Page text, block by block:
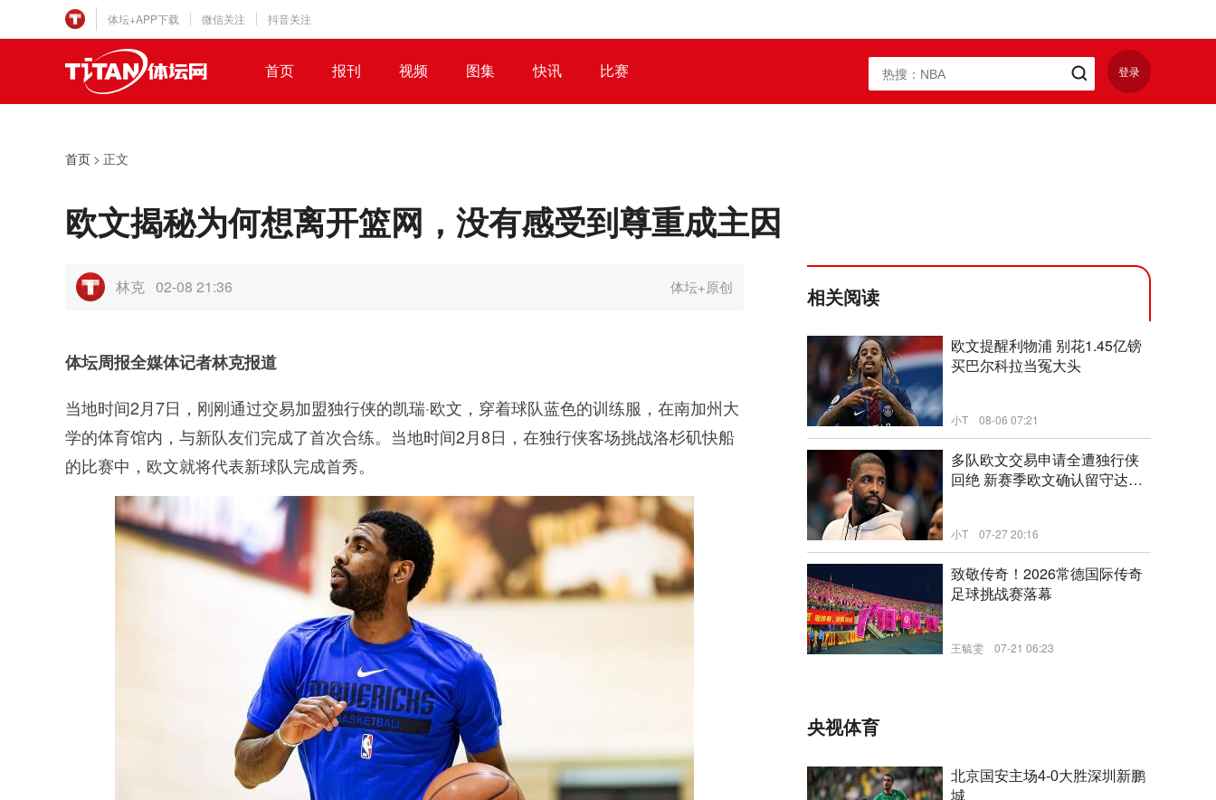
体坛+APP下载 微信关注 抖音关注
首页 报刊 视频 图集 快讯 比赛 登录
首页 > 正文
欧文揭秘为何想离开篮网，没有感受到尊重成主因
林克 02-08 21:36 体坛+原创
体坛周报全媒体记者林克报道
当地时间2月7日，刚刚通过交易加盟独行侠的凯瑞·欧文，穿着球队蓝色的训练服，在南加州大
学的体育馆内，与新队友们完成了首次合练。当地时间2月8日，在独行侠客场挑战洛杉矶快船
的比赛中，欧文就将代表新球队完成首秀。
相关阅读
新闻
欧文提醒利物浦 别花1.45亿镑
买巴尔科拉当冤大头
小T 08-06 07:21
新闻
多队欧文交易申请全遭独行侠
回绝 新赛季欧文确认留守达拉
小T 07-27 20:16
致敬传奇！2026常德国际传奇
足球挑战赛落幕
王毓雯 07-21 06:23